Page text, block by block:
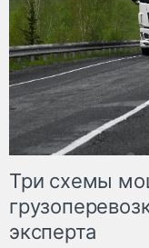
Три схемы
эксперта